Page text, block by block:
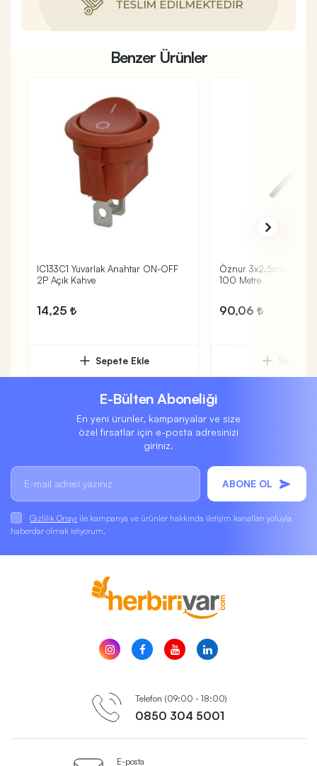
Benzer Ürünler
IC133C1 Yuvarlak Anahtar ON-OFF
2P Açık Kahve
14,25
Sepete Ekle
Öznur 3x2.5mm TTR
100 Metre
90,06
E-Bülten Aboneliği
En yeni ürünler, kampanyalar ve size
özel fırsatlar için e-posta adresinizi
giriniz.
ABONE OL
Gizlilik Onayı ile kampanya ve ürünler hakkında iletişim kanalları yoluyla
haberdar olmak istiyorum.
Telefon (09:00 - 18:00)
0850 304 5001
E-posta